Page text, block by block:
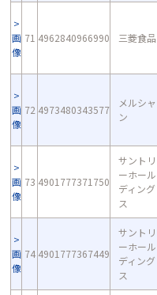
画
像
71 4962840966990 三菱食品
画
像
72 4973480343577
メルシャ
ン
画
像
73 4901777371750
サントリ
ーホール
ディング
ス
画
像
74 4901777367449
サントリ
ーホール
ディング
ス